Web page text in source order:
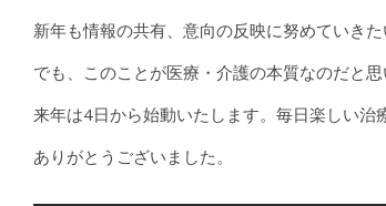
新年も情報の共有、意向の反映に努めていきた
でも、このことが医療・介護の本質なのだと思
来年は4日から始動いたします。毎日楽しい治
ありがとうございました。